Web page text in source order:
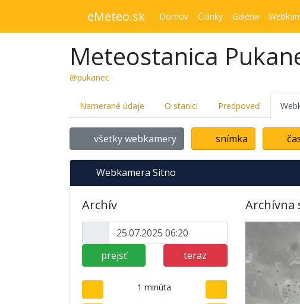
eMeteo.sk Domov Články Galéria
Meteostanica
@pukanec
Namerané údaje O stanici Predpoveď
všetky webkamery snímka
Webkamera Sitno
Archív
prejsť teraz
1 minúta
Archívna